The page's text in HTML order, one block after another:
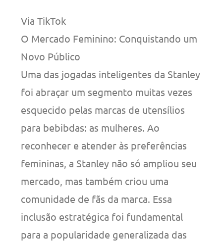
Via TikTok
O Mercado Feminino: Conquistando um
Novo Público
Uma das jogadas inteligentes da Stanley
foi abraçar um segmento muitas vezes
esquecido pelas marcas de utensílios
para bebibdas: as mulheres. Ao
reconhecer e atender às preferências
femininas, a Stanley não só ampliou seu
mercado, mas também criou uma
comunidade de fãs da marca. Essa
inclusão estratégica foi fundamental
para a popularidade generalizada das